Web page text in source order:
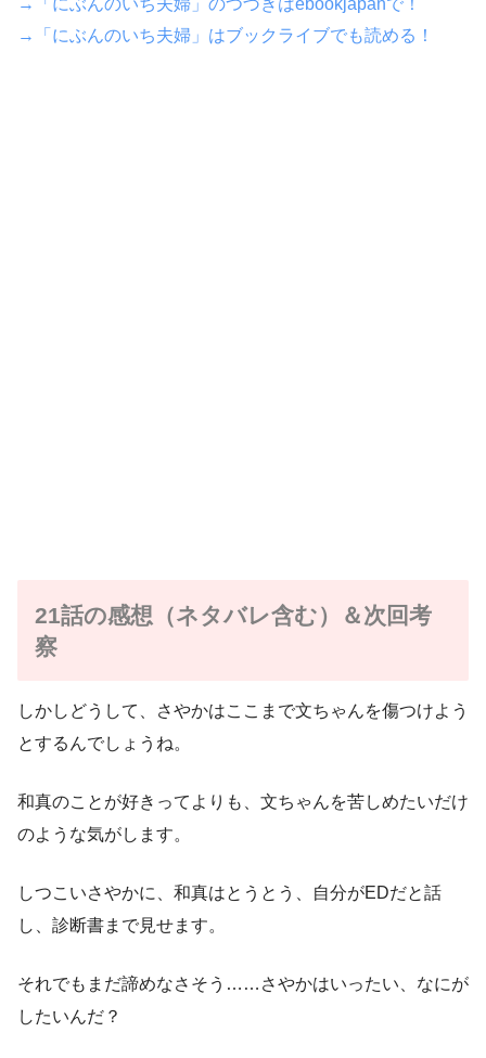
→「にぶんのいち夫婦」のつづきはebookjapanで！
→「にぶんのいち夫婦」はブックライブでも読める！
21話の感想（ネタバレ含む）＆次回考
察
しかしどうして、さやかはここまで文ちゃんを傷つけよう
とするんでしょうね。
和真のことが好きってよりも、文ちゃんを苦しめたいだけ
のような気がします。
しつこいさやかに、和真はとうとう、自分がEDだと話
し、診断書まで見せます。
それでもまだ諦めなさそう……さやかはいったい、なにが
したいんだ？